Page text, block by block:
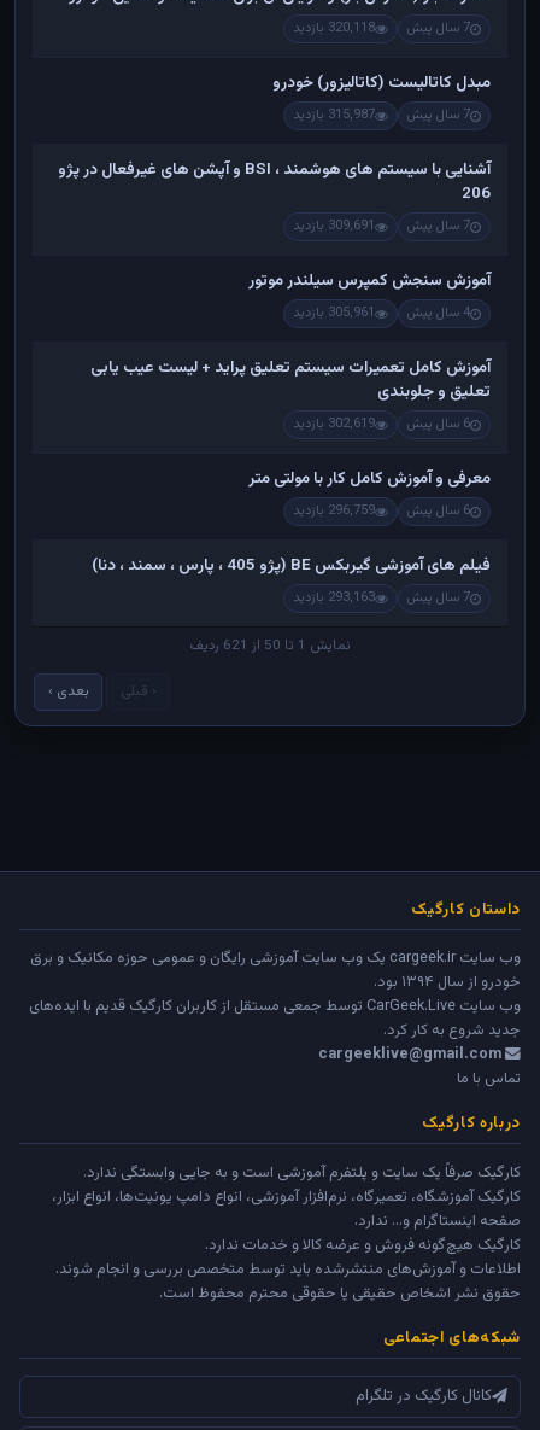
7 سال پیش 320,118 بازدید
مبدل کاتالیست (کاتالیزور) خودرو
7 سال پیش 315,987 بازدید
آشنایی با سیستم های هوشمند ، BSI و آپشن های غیرفعال در پژو
206
7 سال پیش 309,691 بازدید
آموزش سنجش کمپرس سیلندر موتور
4 سال پیش 305,961 بازدید
آموزش کامل تعمیرات سیستم تعلیق پراید + لیست عیب یابی
تعلیق و جلوبندی
6 سال پیش 302,619 بازدید
معرفی و آموزش کامل کار با مولتی متر
6 سال پیش 296,759 بازدید
فیلم های آموزشی گیربکس BE (پژو 405 ، پارس ، سمند ، دنا)
7 سال پیش 293,163 بازدید
نمایش 1 تا 50 از 621 ردیف
‹ قبلی بعدی ›
داستان کارگیک
وب سایت cargeek.ir یک وب سایت آموزشی رایگان و عمومی حوزه مکانیک و برق
خودرو از سال ۱۳۹۴ بود.
وب سایت CarGeek.Live توسط جمعی مستقل از کاربران کارگیک قدیم با ایده‌های
جدید شروع به کار کرد.
cargeeklive@gmail.com
تماس با ما
درباره کارگیک
کارگیک صرفاً یک سایت و پلتفرم آموزشی است و به جایی وابستگی ندارد.
کارگیک آموزشگاه، تعمیرگاه، نرم‌افزار آموزشی، انواع دامپ یونیت‌ها، انواع ابزار،
صفحه اینستاگرام و... ندارد.
کارگیک هیچ‌گونه فروش و عرضه کالا و خدمات ندارد.
اطلاعات و آموزش‌های منتشرشده باید توسط متخصص بررسی و انجام شوند.
حقوق نشر اشخاص حقیقی یا حقوقی محترم محفوظ است.
شبکه‌های اجتماعی
کانال کارگیک در تلگرام